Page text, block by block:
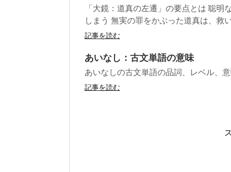
「大鏡：道真の左遷」の要点とは 聡
しまう 無実の罪をかぶった道真は、救
記事を読む
あいなし：古文単語の意味
あいなしの古文単語の品詞、レベル、
記事を読む